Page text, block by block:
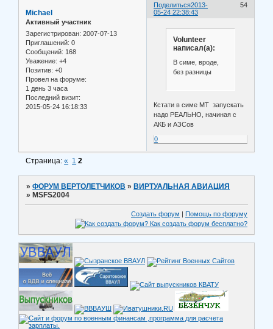
Поделиться 54
2013-
05-24 22:38:43
Michael
Активный участник
Зарегистрирован: 2007-07-13
Приглашений: 0
Сообщений: 168
Уважение: +4
Позитив: +0
Провел на форуме:
1 день 3 часа
Последний визит:
2015-05-24 16:18:33
Volunteer
написал(а):
В симе, вроде,
без разницы
Кстати в симе МТ запускать
надо РЕАЛЬНО, начиная с
АКБ и АЗСов
0
Страница:« 1 2
»ФОРУМ ВЕРТОЛЕТЧИКОВ » ВИРТУАЛЬНАЯ АВИАЦИЯ
» MSFS2004
Создать форум Помощь по форуму